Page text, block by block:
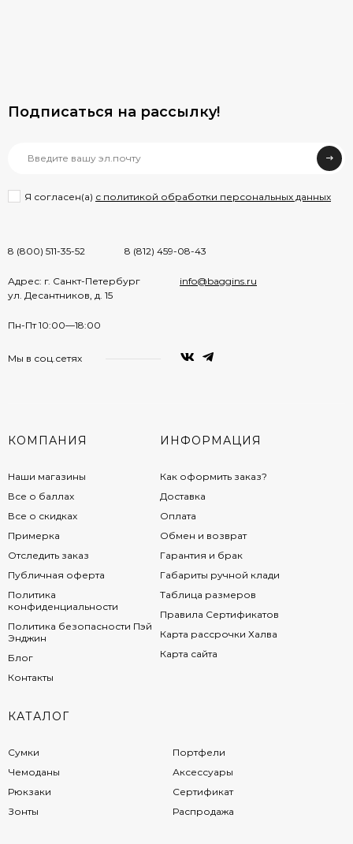
Подписаться на рассылкy!
Я согласен(a) с политикой обработки персональных данных
8 (800) 511-35-52 8 (812) 459-08-43
Адрес: г. Санкт-Петербург
ул. Десантников, д. 15
info@baggins.ru
Пн-Пт 10:00—18:00
Мы в соц.сетях
КОМПАНИЯ
Наши магазины
Все о баллах
Все о скидках
Примерка
Отследить заказ
Публичная оферта
Политика
конфиденциальности
Политика безопасности Пэй
Энджин
Блог
Контакты
ИНФОРМАЦИЯ
Как оформить заказ?
Доставка
Оплата
Обмен и возврат
Гарантия и брак
Габариты ручной клади
Таблица размеров
Правила Сертификатов
Карта рассрочки Халва
Карта сайта
КАТАЛОГ
Сумки
Чемоданы
Рюкзаки
Зонты
Портфели
Аксессуары
Сертификат
Распродажа